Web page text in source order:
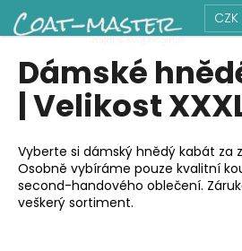
Přejít
na
obsah
CZK
Dámské
| Velikost
Vyberte si dámský hnědý kabát za
Osobně vybíráme pouze kvalitní
second-handového oblečení.
veškerý sortiment.
o
C
o
p
o
t
ř